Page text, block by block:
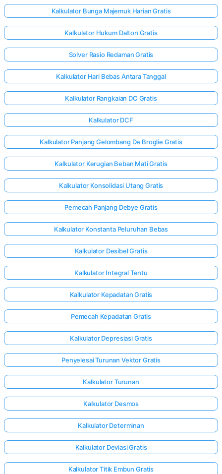
Masuk
di sini!
Kalkulator Bunga Majemuk Harian Gratis
Kalkulator Hukum Dalton Gratis
Solver Rasio Redaman Gratis
Kalkulator Hari Bebas Antara Tanggal
Kalkulator Rangkaian DC Gratis
Kalkulator DCF
Kalkulator Panjang Gelombang De Broglie Gratis
Kalkulator Kerugian Beban Mati Gratis
Kalkulator Konsolidasi Utang Gratis
Pemecah Panjang Debye Gratis
Kalkulator Konstanta Peluruhan Bebas
Kalkulator Desibel Gratis
Kalkulator Integral Tentu
Kalkulator Kepadatan Gratis
Pemecah Kepadatan Gratis
Kalkulator Depresiasi Gratis
Penyelesai Turunan Vektor Gratis
Kalkulator Turunan
Kalkulator Desmos
Kalkulator Determinan
Kalkulator Deviasi Gratis
Kalkulator Titik Embun Gratis